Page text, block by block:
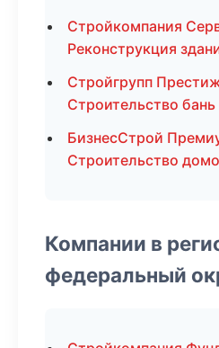
Стройкомпания
Реконструкция
Стройгрупп
Строительство бань
БизнесСтрой
Строительство
Компании в
федеральный